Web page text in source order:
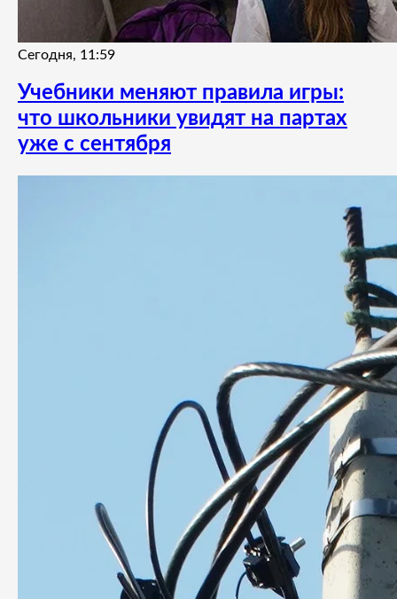
Сегодня, 11:59
Учебники меняют правила игры:
что школьники увидят на партах
уже с сентября